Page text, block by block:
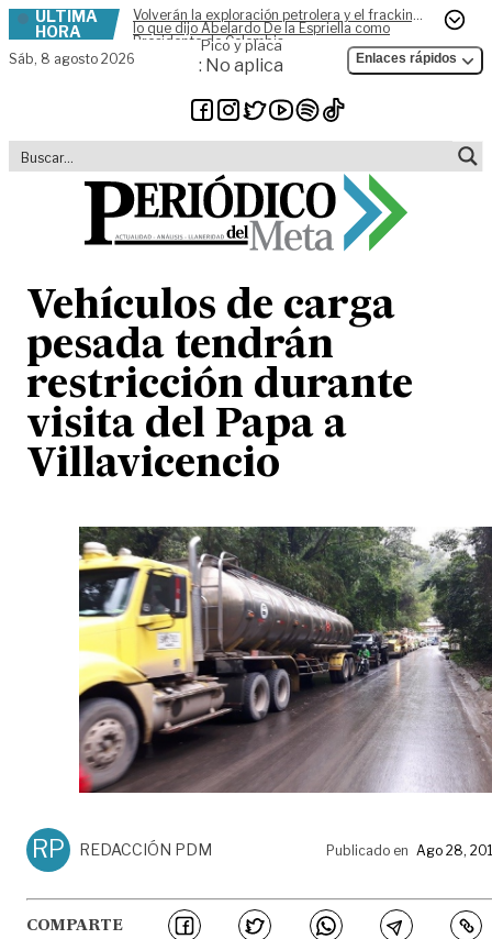
Skip to content
ÚLTIMA
HORA
Volverán la exploración petrolera y el fracking,
lo que dijo Abelardo De la Espriella como
Presidente de Colombia
Sáb, 8 agosto 2026
Pico y placa
: No aplica Enlaces rápidos
Vehículos de carga
pesada tendrán
restricción durante
visita del Papa a
Villavicencio
RP REDACCIÓN PDM Publicado en Ago 28,
COMPARTE